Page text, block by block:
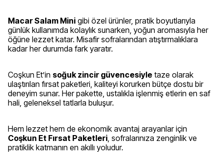
Macar Salam Mini gibi özel ürünler, pratik boyutlarıyla
günlük kullanımda kolaylık sunarken, yoğun aromasıyla her
öğüne lezzet katar. Misafir sofralarından atıştırmalıklara
kadar her durumda fark yaratır.
Coşkun Et’in soğuk zincir güvencesiyle taze olarak
ulaştırılan fırsat paketleri, kaliteyi korurken bütçe dostu bir
deneyim sunar. Her pakette, ustalıkla işlenmiş etlerin en saf
hali, geleneksel tatlarla buluşur.
Hem lezzet hem de ekonomik avantaj arayanlar için
Coşkun Et Fırsat Paketleri, sofralarınıza zenginlik ve
pratiklik katmanın en akıllı yoludur.